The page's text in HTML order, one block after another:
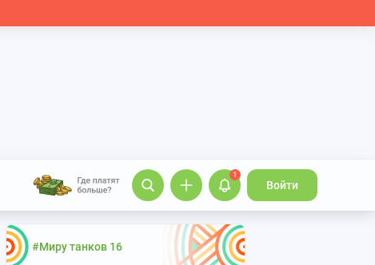
1
Войти
#Миру танков 16